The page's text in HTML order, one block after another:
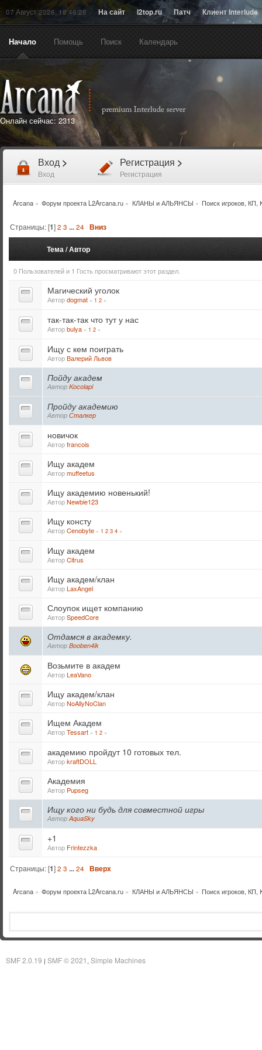
07 Август 2026, 18:46:28 На сайт l2top.ru Патч Клиент Interlude
Начало Помощь Поиск Календарь
Онлайн сейчас: 2313
Вход >
Вход
Регистрация >
Регистрация
Arcana» Форум проекта L2Arcana.ru » КЛАНЫ и АЛЬЯНСЫ » Поиск игроков, КП,
Страницы: [1]2 3 ...24 Вниз
Тема/Автор
0 Пользователей и 1 Гость просматривают этот раздел.
Магический уголок
Авторdogmat « 1 2 »
так-так-так что тут у нас
Авторbulya « 1 2 »
Ищу с кем поиграть
АвторВалерий Львов
Пойду академ
Автор Kocolapi
Пройду академию
Автор Сталкер
новичок
Авторfrancois
Ищу академ
Авторmuffeetus
Ищу академию новенький!
АвторNewbie123
Ищу консту
АвторCenobyte « 1 2 3 4 »
Ищу академ
АвторCitrus
Ищу академ/клан
АвторLaxAngel
Слоупок ищет компанию
АвторSpeedCore
Отдамся в академку.
Автор Booben4ik
Возьмите в академ
АвторLeaVano
Ищу академ/клан
АвторNoAllyNoClan
Ищем Академ
АвторTessart « 1 2 »
академию пройдут 10 готовых тел.
АвторkraftDOLL
Академия
Автор Pupseg
Ищу кого ни будь для совместной игры
АвторAquaSky
+1
Автор Frintezzka
Страницы: [1]2 3 ...24 Вверх
Arcana» Форум проекта L2Arcana.ru » КЛАНЫ и АЛЬЯНСЫ » Поиск игроков, КП,
SMF 2.0.19 | SMF © 2021 Simple Machines